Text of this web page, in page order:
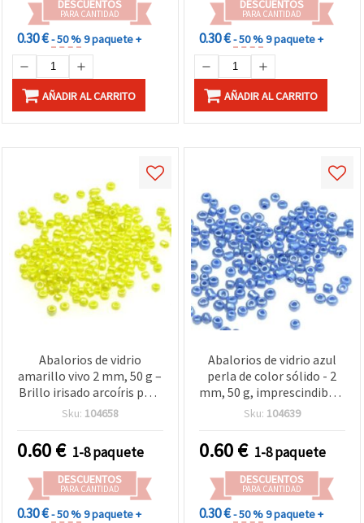
DESCUENTOS
PARA CANTIDAD
0.30 €- 50 %9 paquete +
AÑADIR AL CARRITO
DESCUENTOS
PARA CANTIDAD
0.30 €- 50 %9 paquete +
AÑADIR AL CARRITO
Abalorios de vidrio
amarillo vivo 2 mm, 50 g –
Brillo irisado arcoíris para
bisutería y manualidades
Sku: 104658
0.60€ 1-8 paquete
DESCUENTOS
PARA CANTIDAD
0.30 €- 50 %9 paquete +
Abalorios de vidrio azul
perla de color sólido - 2
mm, 50 g, imprescindibles
para bisutería DIY,
cuentas y bordado
Sku: 104639
0.60€ 1-8 paquete
DESCUENTOS
PARA CANTIDAD
0.30 €- 50 %9 paquete +